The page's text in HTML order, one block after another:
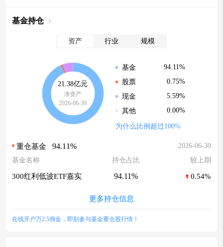
基金持仓
资产 行业 规模
21.38亿元
净资产
2026-06-30
基金
94.11%
股票
0.75%
现金
5.59%
其他
0.00%
为什么比例超过100%
重仓基金 94.11%
2026-06-30
基金名称
持仓占比 较上期
300红利低波ETF嘉实 94.11% 0.54%
更多持仓信息
在线开户万2.5佣金，即刻参与基金重仓股行情！